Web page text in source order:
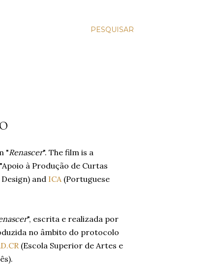
PESQUISAR
"Renascer". The film is a
à Produção de Curtas
and ICA(Portuguese
", escrita e realizada por
no âmbito do protocolo
(Escola Superior de Artes e